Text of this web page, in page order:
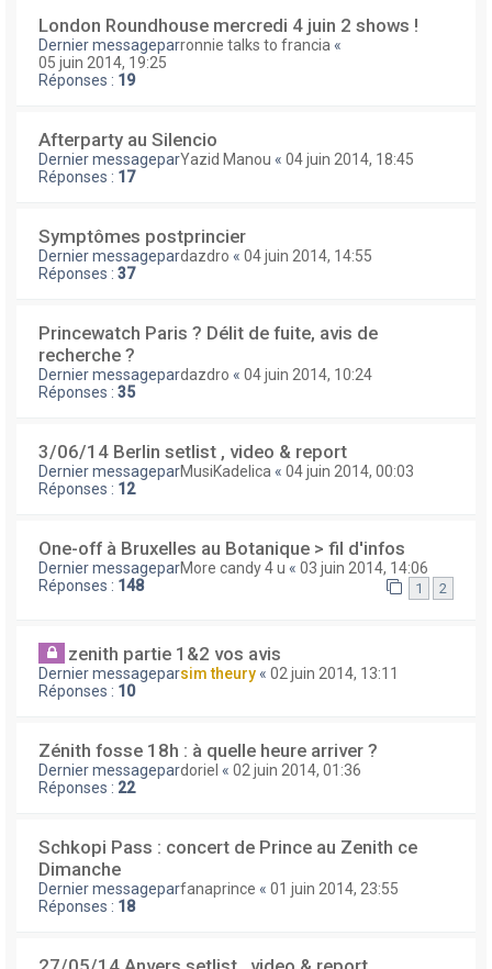
London Roundhouse mercredi 4 juin 2 shows !
Dernier messageparronnie talks to francia «
05 juin 2014, 19:25
Réponses : 19
Afterparty au Silencio
Dernier messageparYazid Manou « 04 juin 2014, 18:45
Réponses : 17
Symptômes postprincier
Dernier messagepardazdro « 04 juin 2014, 14:55
Réponses : 37
Princewatch Paris ? Délit de fuite, avis de
recherche ?
Dernier messagepardazdro « 04 juin 2014, 10:24
Réponses : 35
3/06/14 Berlin setlist , video & report
Dernier messageparMusiKadelica « 04 juin 2014, 00:03
Réponses : 12
One-off à Bruxelles au Botanique > fil d'infos
Dernier messageparMore candy 4 u « 03 juin 2014, 14:06
Réponses : 148 1 2
zenith partie 1&2 vos avis
Dernier messageparsim theury « 02 juin 2014, 13:11
Réponses : 10
Zénith fosse 18h : à quelle heure arriver ?
Dernier messagepardoriel « 02 juin 2014, 01:36
Réponses : 22
Schkopi Pass : concert de Prince au Zenith ce
Dimanche
Dernier messageparfanaprince « 01 juin 2014, 23:55
Réponses : 18